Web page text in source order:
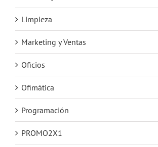
Limpieza
Marketing y Ventas
Oficios
Ofimática
Programación
PROMO2X1